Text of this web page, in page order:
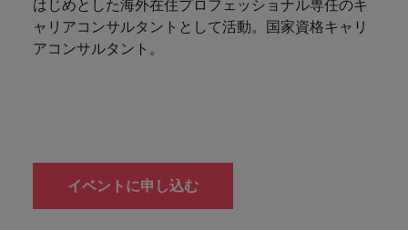
はじめとした海外在住プロフェッショナル専任のキ
ャリアコンサルタントとして活動。国家資格キャリ
アコンサルタント。
イベントに申し込む